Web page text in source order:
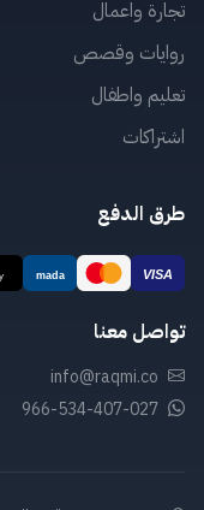
تجارة واعمال
روايات وقصص
تعليم واطفال
اشتراكات
طرق الدفع
تواصل معنا
info@raqmi.co
966-534-407-027